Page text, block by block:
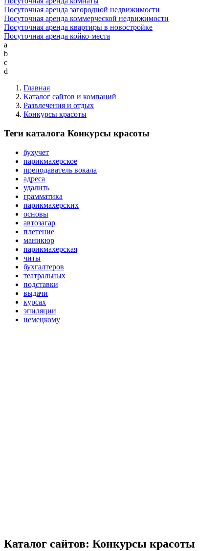
Посуточная аренда загородной недвижимости
Посуточная аренда коммерческой недвижимости
Посуточная аренда квартиры в новостройке
Посуточная аренда койко-места
a
b
c
d
Главная
Каталог сайтов и компаний
Развлечения и отдых
Конкурсы красоты
Теги каталога Конкурсы красоты
бухучет
парикмахерское
преподаватель вокала
адреса
удалить
грамматика
парикмахерских
основы
автозагар
плетение
маникюр
парикмахерская
читы
бухгалтеров
театральных
подставки
выдачи
курсах
эпиляции
немецкому
Каталог сайтов: Конкурсы красоты